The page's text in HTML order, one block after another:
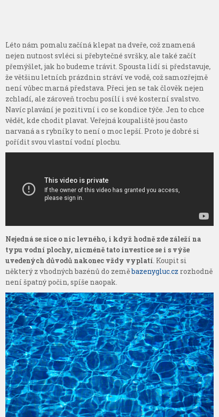
Léto nám pomalu začíná klepat na dveře, což znamená
nejen nutnost svléci si přebytečné svršky, ale také začít
přemýšlet, jak ho budeme trávit. Spousta lidí si představuje,
že většinu letních prázdnin stráví ve vodě, což samozřejmě
není vůbec marná představa. Přeci jen se tak člověk nejen
zchladí, ale zároveň trochu posílí i své kosterní svalstvo.
Navíc plavání je pozitivní i co se kondice týče. Jen to chce
vědět, kde chodit plavat. Veřejná koupaliště jsou často
narvaná a s rybníky to není o moc lepší. Proto je dobré si
pořídit svou vlastní vodní plochu.
Nejedná se sice o nic levného, i když hodně zde záleží na
typu vodní plochy, nicméně tato investice se i s výše
uvedených důvodů nakonec vždy vyplatí. Koupit si
některý z vhodných bazénů do zeměbazenygluc.cz rozhodně
není špatný počin, spíše naopak.